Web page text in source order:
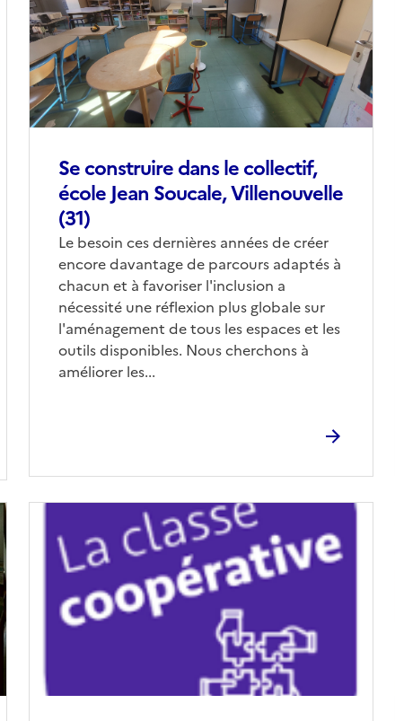
Se construire dans le collectif,
école Jean Soucale, Villenouvelle
(31)
Corps
Le besoin ces dernières années de créer
encore davantage de parcours adaptés à
chacun et à favoriser l'inclusion a
nécessité une réflexion plus globale sur
l'aménagement de tous les espaces et les
outils disponibles. Nous cherchons à
améliorer les...
(conseillée)
couverture
(conseillée)